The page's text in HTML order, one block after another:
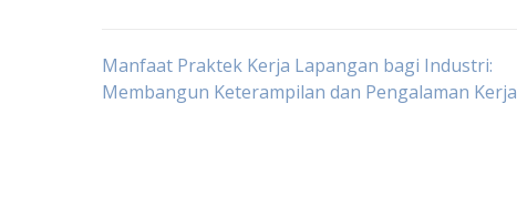
Post
Manfaat Praktek Kerja Lapangan bagi Industri:
Membangun Keterampilan dan Pengalaman Kerja